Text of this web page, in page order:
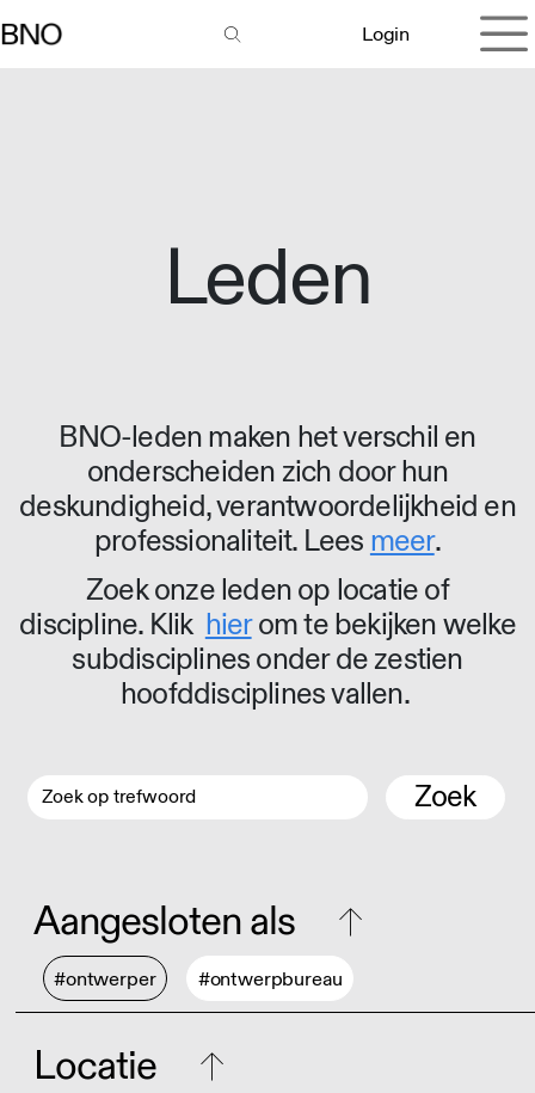
Login
Leden
BNO-leden maken het verschil en
onderscheiden zich door hun
deskundigheid, verantwoordelijkheid en
professionaliteit. Lees meer.
Zoek onze leden op locatie of
discipline. Klik hierom te bekijken welke
subdisciplines onder de zestien
hoofddisciplines vallen.
Zoek
Aangesloten als
#ontwerper #ontwerpbureau
Locatie